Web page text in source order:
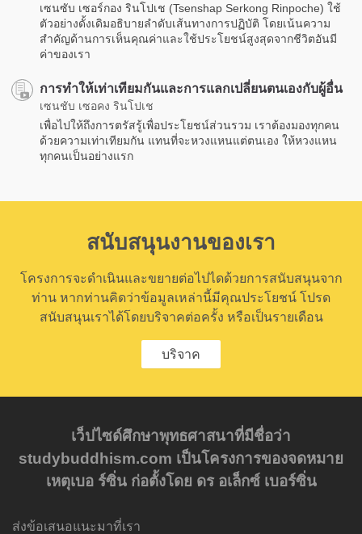
เซนซับ เซอร์กอง รินโปเช (Tsenshap Serkong Rinpoche) ใช้
ตัวอย่างดั้งเดิมอธิบายลำดับเส้นทางการปฏิบัติ โดยเน้นความ
สำคัญด้านการเห็นคุณค่าและใช้ประโยชน์สูงสุดจากชีวิตอันมี
ค่าของเรา
การทำให้เท่าเทียมกันและการแลกเปลี่ยนตนเองกับผู้อื่น
เซนชับ เซอคง รินโปเช
เพื่อไปให้ถึงการตรัสรู้เพื่อประโยชน์ส่วนรวม เราต้องมองทุกคน
ด้วยความเท่าเทียมกัน แทนที่จะหวงแหนแต่ตนเอง ให้หวงแหน
ทุกคนเป็นอย่างแรก
สนับสนุนงานของเรา
โครงการจะดำเนินและขยายต่อไปไดด้วยการสนับสนุนจาก
ท่าน หากท่านคิดว่าข้อมูลเหล่านี้มีคุณประโยชน์ โปรด
สนับสนุนเราได้โดยบริจาคต่อครั้ง หรือเป็นรายเดือน
บริจาค
เว็ปไซด์ศึกษาพุทธศาสนาที่มีชื่อว่า
studybuddhism.com เป็นโครงการของจดหมาย
เหตุเบอ ร์ซิ่น ก่อตั้งโดย ดร อเล็กซ์ เบอร์ซิ่น
ส่งข้อเสนอแนะมาที่เรา